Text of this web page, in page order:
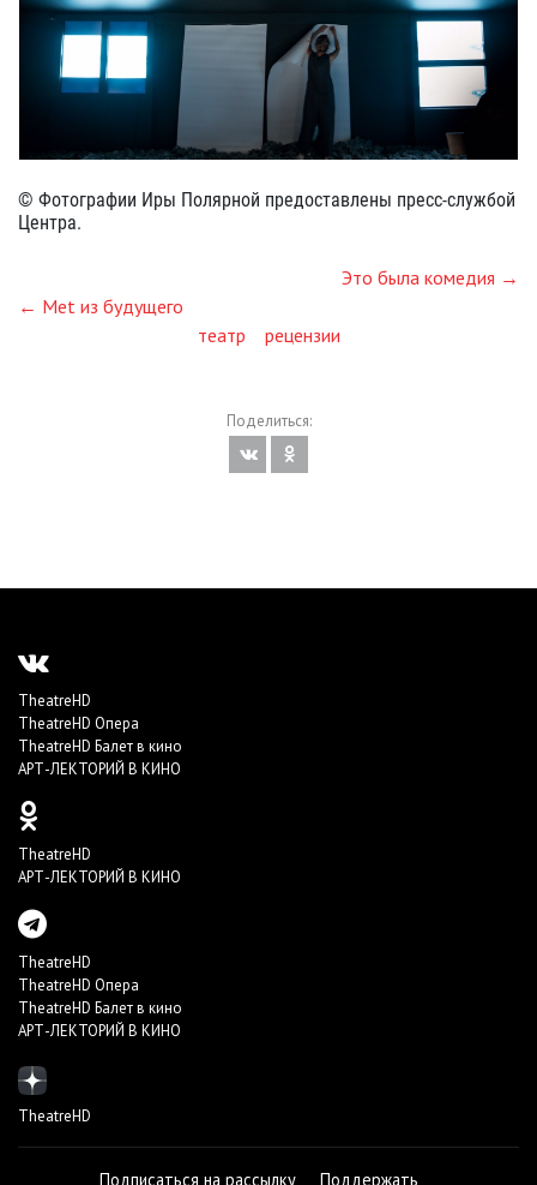
© Фотографии Иры Полярной предоставлены пресс-службой
Центра.
Это была комедия →
← Met из будущего
театр
рецензии
Поделиться:
TheatreHD
TheatreHD Опера
TheatreHD Балет в кино
АРТ-ЛЕКТОРИЙ В КИНО
TheatreHD
АРТ-ЛЕКТОРИЙ В КИНО
TheatreHD
TheatreHD Опера
TheatreHD Балет в кино
АРТ-ЛЕКТОРИЙ В КИНО
TheatreHD
Подписаться на рассылку Поддержать